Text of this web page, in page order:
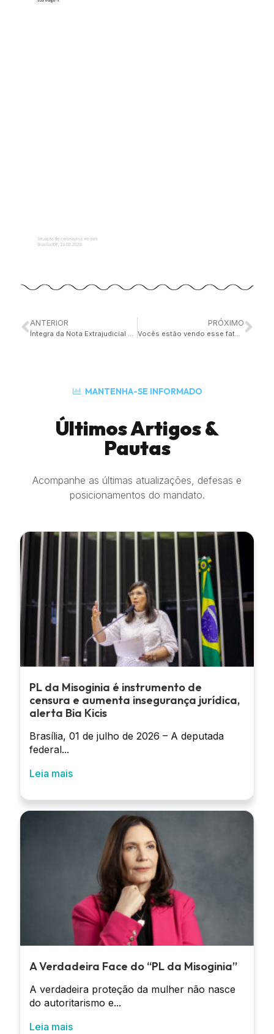
ANTERIOR
Íntegra da Nota Extrajudicial pedindo a retirada do Vídeo de Caetano Veloso.
PRÓXIMO
Vocês estão vendo esse fato reverberar como deveria?
MANTENHA-SE INFORMADO
Últimos Artigos &
Pautas
Acompanhe as últimas atualizações, defesas e
posicionamentos do mandato.
PL da Misoginia é instrumento de
censura e aumenta insegurança jurídica,
alerta Bia Kicis
Brasília, 01 de julho de 2026 – A deputada
federal...
Leia mais
A Verdadeira Face do “PL da Misoginia”
A verdadeira proteção da mulher não nasce
do autoritarismo e...
Leia mais